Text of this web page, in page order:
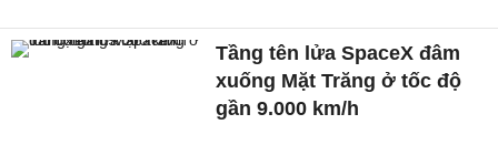
Tầng tên lửa SpaceX đâm
xuống Mặt Trăng ở tốc độ
gần 9.000 km/h